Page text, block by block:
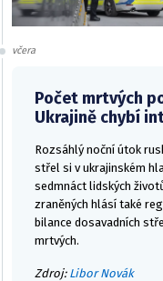
včera
Počet mrtvých
Ukrajině chybí
Rozsáhlý noční útok
střel si v ukrajinském
sedmnáct lidských
zraněných hlásí také
bilance dosavadních
mrtvých.
Zdroj: Libor Novák